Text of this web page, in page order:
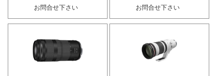
お問合せ下さい
お問合せ下さい